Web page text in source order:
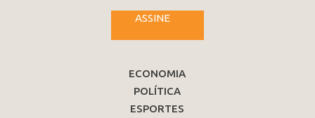
ASSINE
ECONOMIA
POLÍTICA
ESPORTES